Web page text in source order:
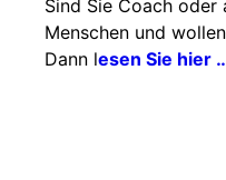
Sind Sie Coach
Menschen und
Dann lesen Sie hier